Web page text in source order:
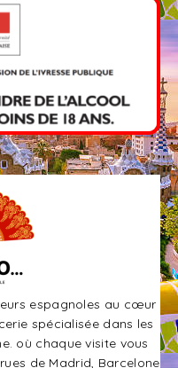
espagnoles au cœur
spécialisée dans les
où chaque visite vous
de Madrid, Barcelone